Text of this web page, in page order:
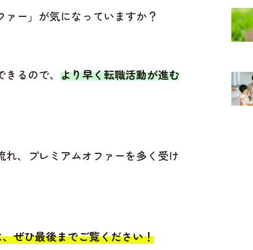
ー」が気になっていますか？
るので、 より早く転職活動が進む
、プレミアムオファーを多く受け
ぜひ最後までご覧ください！